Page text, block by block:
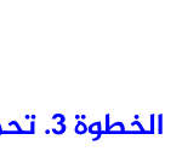
الخطوة 3. تحميل لعبة ببجي للكمبيوتر